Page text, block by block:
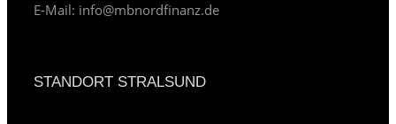
E-Mail: info@mbnordfinanz.de
STANDORT STRALSUND